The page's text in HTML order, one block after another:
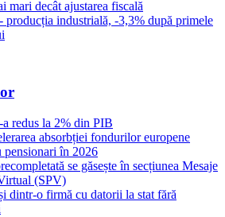
mari decât ajustarea fiscală
producția industrială, -3,3% după primele
redus la 2% din PIB
absorbției fondurilor europene
pensionari în 2026
se găsește în secțiunea Mesaje
(SPV)
dintr-o firmă cu datorii la stat fără